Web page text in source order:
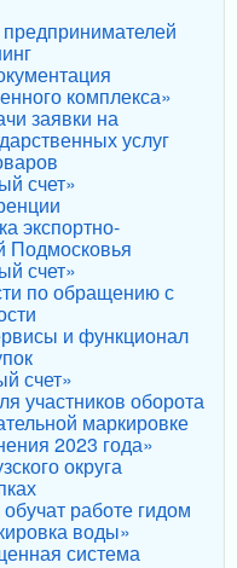
комплекса»
заявки на
услуг
счет»
экспортно-
Подмосковья
счет»
по обращению с
и функционал
счет»
участников оборота
маркировке
2023 года»
округа
работе гидом
воды»
система